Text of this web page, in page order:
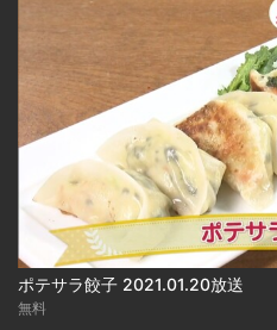
ポテサラ餃子 2021.01.20放送
無料